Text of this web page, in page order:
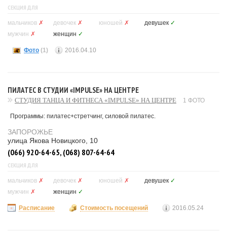
СЕКЦИЯ ДЛЯ
мальчиков ✗ девочек ✗ юношей ✗ девушек ✓
мужчин ✗ женщин ✓
Фото (1) 2016.04.10
ПИЛАТЕС В СТУДИИ «IMPULSE» НА ЦЕНТРЕ
СТУДИЯ ТАНЦА И ФИТНЕСА «IMPULSE» НА ЦЕНТРЕ 1 ФОТО
Программы: пилатес+стретчинг, силовой пилатес.
ЗАПОРОЖЬЕ
улица Якова Новицкого, 10
(066) 920-64-65, (068) 807-64-64
СЕКЦИЯ ДЛЯ
мальчиков ✗ девочек ✗ юношей ✗ девушек ✓
мужчин ✗ женщин ✓
Расписание Стоимость посещений 2016.05.24